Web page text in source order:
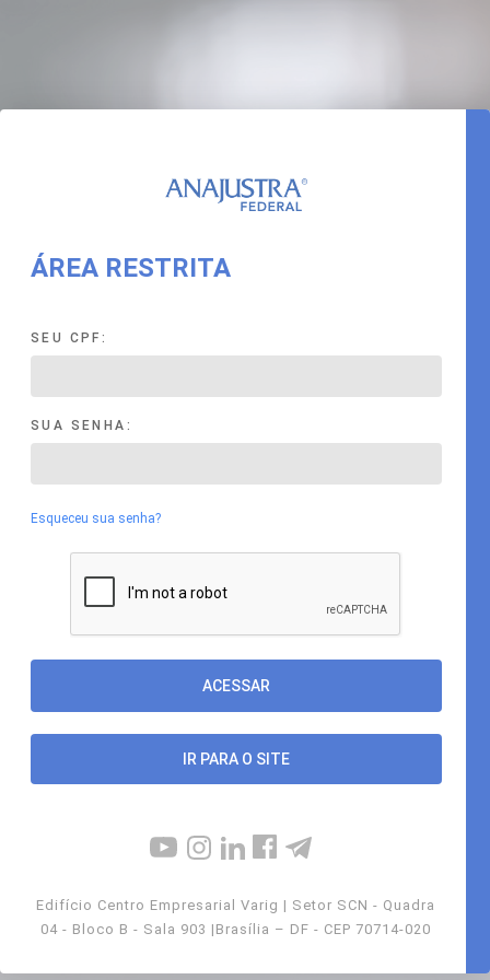
ÁREA RESTRITA
SEU CPF:
SUA SENHA:
Esqueceu sua senha?
IR PARA O SITE
Edifício Centro Empresarial Varig | Setor SCN - Quadra
04 - Bloco B - Sala 903 |Brasília – DF - CEP 70714-020